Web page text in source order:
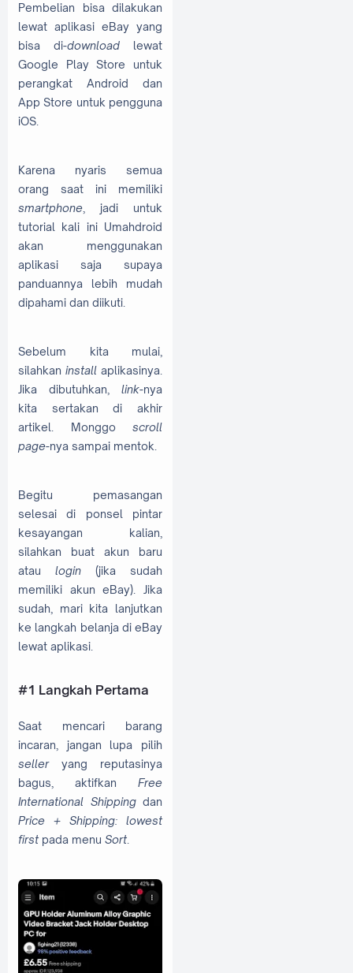
Pembelian bisa dilakukan
lewat aplikasi eBay yang
bisa di-download lewat
Google Play Store untuk
perangkat Android dan
App Store untuk pengguna
iOS.
Karena nyaris semua
orang saat ini memiliki
smartphone , jadi untuk
tutorial kali ini Umahdroid
akan menggunakan
aplikasi saja supaya
panduannya lebih mudah
dipahami dan diikuti.
Sebelum kita mulai,
silahkan install aplikasinya.
Jika dibutuhkan, link-nya
kita sertakan di akhir
artikel. Monggo scroll
page-nya sampai mentok.
Begitu pemasangan
selesai di ponsel pintar
kesayangan kalian,
silahkan buat akun baru
atau login (jika sudah
memiliki akun eBay). Jika
sudah, mari kita lanjutkan
ke langkah belanja di eBay
lewat aplikasi.
#1 Langkah Pertama
Saat mencari barang
incaran, jangan lupa pilih
selleryang reputasinya
bagus, aktifkan Free
International Shippingdan
Price + Shipping: lowest
first pada menu Sort